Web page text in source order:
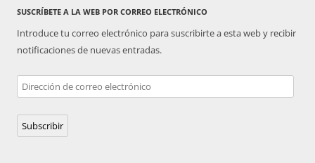
SUSCRÍBETE A LA WEB POR CORREO ELECTRÓNICO
Introduce tu correo electrónico para suscribirte a esta web y recibir
notificaciones de nuevas entradas.
Dirección
de
correo
electrónico
Subscribir